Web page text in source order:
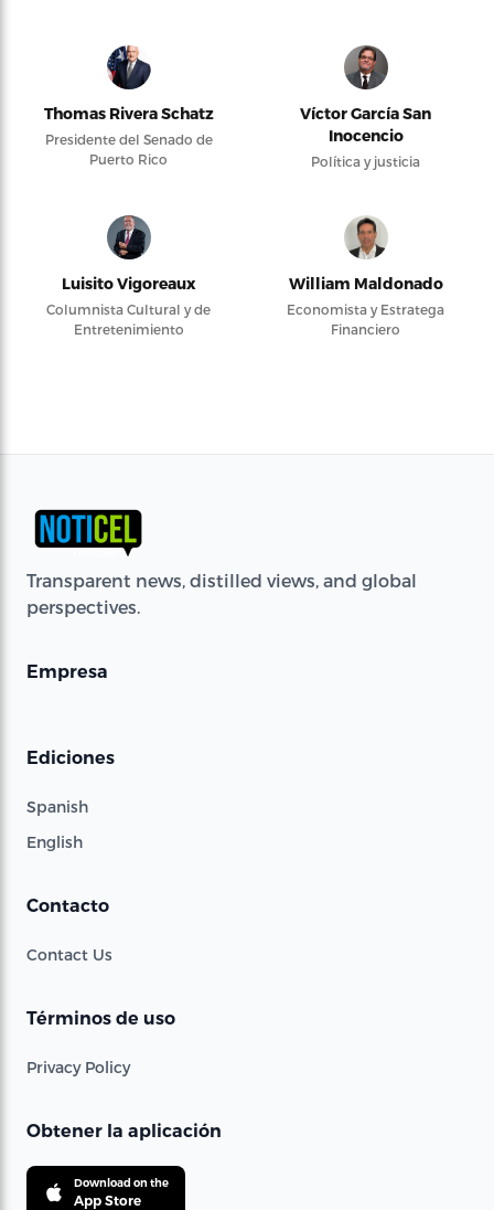
Thomas Rivera Schatz
Presidente del Senado de
Puerto Rico
Víctor García San
Inocencio
Política y justicia
Luisito Vigoreaux
Columnista Cultural y de
Entretenimiento
William Maldonado
Economista y Estratega
Financiero
Transparent news, distilled views, and global
perspectives.
Empresa
Ediciones
Spanish
English
Contacto
Contact Us
Términos de uso
Privacy Policy
Obtener la aplicación
Download on the
App Store